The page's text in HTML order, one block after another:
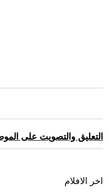
التعليق والتصويت على
اخر الافلام